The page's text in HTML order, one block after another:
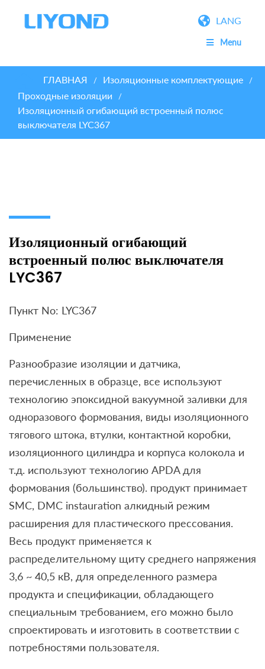
LANG
Menu
ГЛАВНАЯ / Изоляционные комплектующие /
Проходные изоляции /
Изоляционный огибающий встроенный полюс
выключателя LYC367
Изоляционный огибающий
встроенный полюс выключателя
LYC367
Пункт No: LYC367
Применение
Разнообразие изоляции и датчика,
перечисленных в образце, все используют
технологию эпоксидной вакуумной заливки для
одноразового формования, виды изоляционного
тягового штока, втулки, контактной коробки,
изоляционного цилиндра и корпуса колокола и
т.д. используют технологию APDA для
формования (большинство). продукт принимает
SMC, DMC instauration алкидный режим
расширения для пластического прессования.
Весь продукт применяется к
распределительному щиту среднего напряжения
3,6 ~ 40,5 кВ, для определенного размера
продукта и спецификации, обладающего
специальным требованием, его можно было
спроектировать и изготовить в соответствии с
потребностями пользователя.